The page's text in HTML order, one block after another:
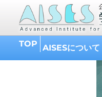
TOP AISESについて